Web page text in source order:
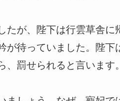
が、陛下は行雲草舎に
が待っていました。陛下
、罰せられると言います